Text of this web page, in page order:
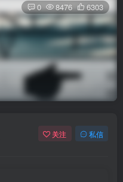
0 8476 6303
关注 私信